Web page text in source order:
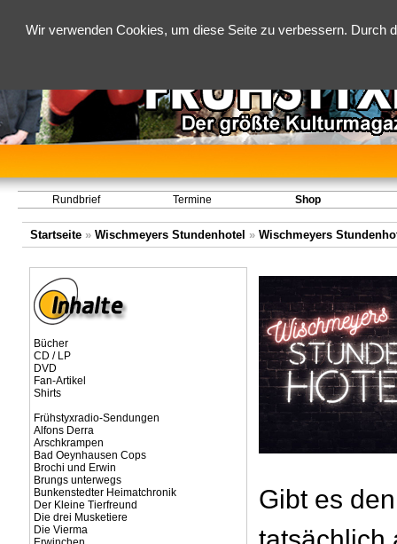
Wir verwenden Cookies, um diese Seite zu verbessern.
Rundbrief Termine Shop
Startseite» Wischmeyers Stundenhotel » Wischmeyers
Bücher
CD / LP
DVD
Fan-Artikel
Shirts
Frühstyxradio-Sendungen
Alfons Derra
Arschkrampen
Bad Oeynhausen Cops
Brochi und Erwin
Brungs unterwegs
Bunkenstedter Heimatchronik
Der Kleine Tierfreund
Die drei Musketiere
Die Vierma
Gibt es